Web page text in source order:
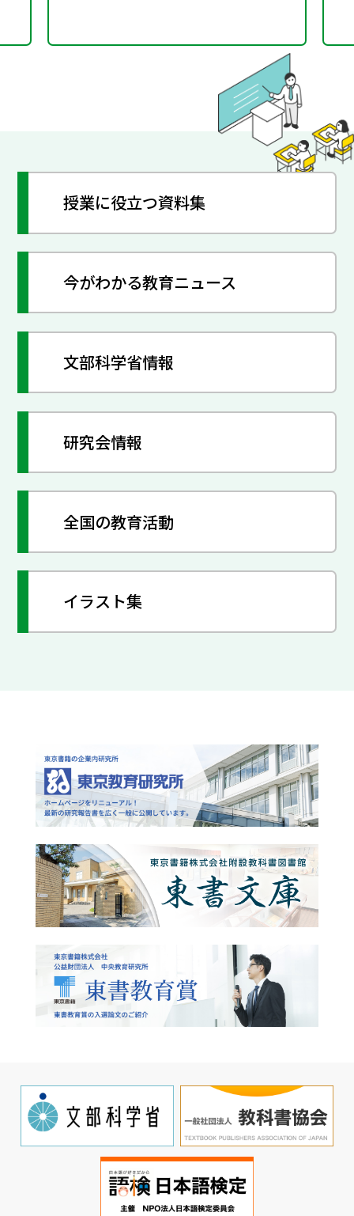
授業に役立つ資料集
今がわかる教育ニュース
文部科学省情報
研究会情報
全国の教育活動
イラスト集